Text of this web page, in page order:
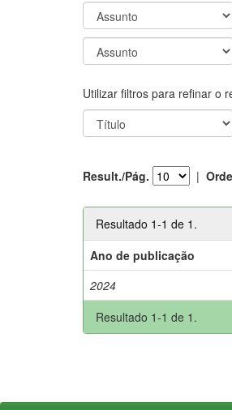
Utilizar filtros para refinar o
Result./Pág. |
Resultado 1-1 de 1.
Ano de publicação
2024
Resultado 1-1 de 1.